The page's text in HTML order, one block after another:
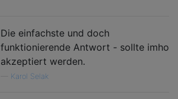
Die einfachste und doch
funktionierende Antwort - sollte imho
akzeptiert werden.
Karol Selak